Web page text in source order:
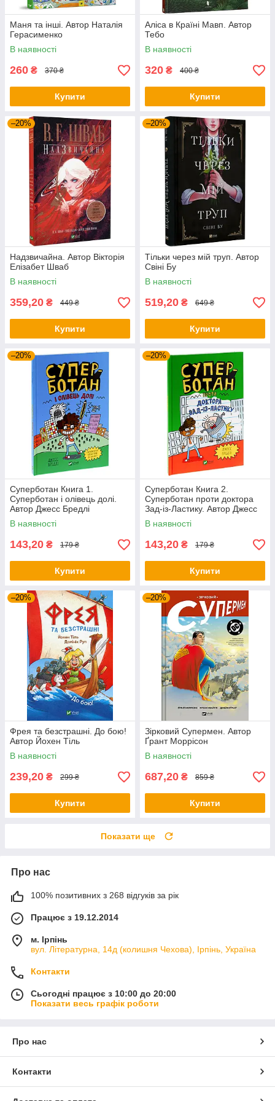
Маня та інші. Автор Наталія
Герасименко
В наявності
260 ₴ 370 ₴
Купити
Аліса в Країні Мавп. Автор
Тебо
В наявності
320 ₴ 400 ₴
Купити
–20%
Надзвичайна. Автор Вікторія
Елізабет Шваб
В наявності
359,20 ₴ 449 ₴
Купити
–20%
Тільки через мій труп. Автор
Свіні Бу
В наявності
519,20 ₴ 649 ₴
Купити
–20%
Суперботан Книга 1.
Суперботан і олівець долі.
Автор Джесс Бредлі
В наявності
143,20 ₴ 179 ₴
Купити
–20%
Суперботан Книга 2.
Суперботан проти доктора
Зад-із-Ластику. Автор Джесс
Бредлі
В наявності
143,20 ₴ 179 ₴
Купити
–20%
Фрея та безстрашні. До бою!
Автор Йохен Тіль
В наявності
239,20 ₴ 299 ₴
Купити
–20%
Зірковий Супермен. Автор
Ґрант Моррісон
В наявності
687,20 ₴ 859 ₴
Купити
Показати ще
Про нас
100% позитивних з 268 відгуків за рік
Працює з 19.12.2014
м. Ірпінь
вул. Літературна, 14д (колишня Чехова), Ірпінь, Україна
Контакти
Сьогодні працює з 10:00 до 20:00
Показати весь графік роботи
Про нас
Контакти